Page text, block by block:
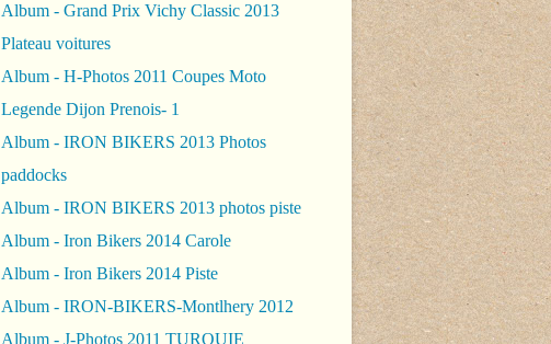
Album - Grand Prix Vichy Classic 2013
Plateau voitures
Album - H-Photos 2011 Coupes Moto
Legende Dijon Prenois- 1
Album - IRON BIKERS 2013 Photos
paddocks
Album - IRON BIKERS 2013 photos piste
Album - Iron Bikers 2014 Carole
Album - Iron Bikers 2014 Piste
Album - IRON-BIKERS-Montlhery 2012
Album - J-Photos 2011 TURQUIE